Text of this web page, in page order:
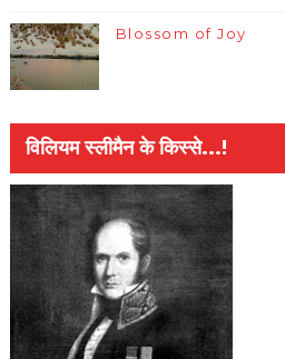
Blossom of Joy
विलियम स्लीमैन के किस्से...!